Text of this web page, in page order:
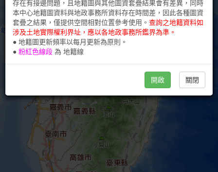
本網站查詢之地籍圖，僅可作為土地位置之示意，實際圖形
應以地政事務所核發之謄本為準，土地界址應以各地政事務所鑑
界為準。
本網站查詢之門牌係取自戶政門牌，因原始坐標誤差及坐標
轉換誤差，僅供套疊參考。
關閉
存在有接邊問題，且地籍圖與其他圖資套疊結果會有差異，同時
本中心地籍圖資料與地政事務所資料存在時間差，因此各種圖資
套疊之結果，僅提供空間相對位置參考使用。 查詢之地籍資料如
涉及土地實際權利界址，應以各地政事務所鑑界為準。
● 地籍圖更新頻率以每月更新為原則。
● 粉紅色線段 為 地籍線
開啟 關閉